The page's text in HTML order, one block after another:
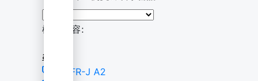
検索内容:
area
CEFR-J A2